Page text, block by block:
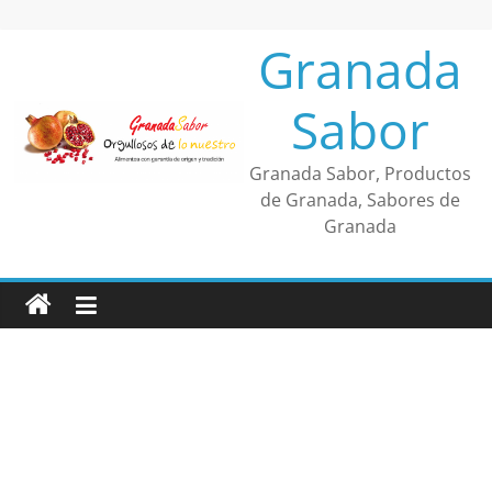
Granada
Sabor
Granada Sabor, Productos
de Granada, Sabores de
Granada